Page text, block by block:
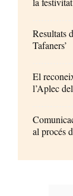
Resultats
Tafaners’
El
l’Aplec
al procés